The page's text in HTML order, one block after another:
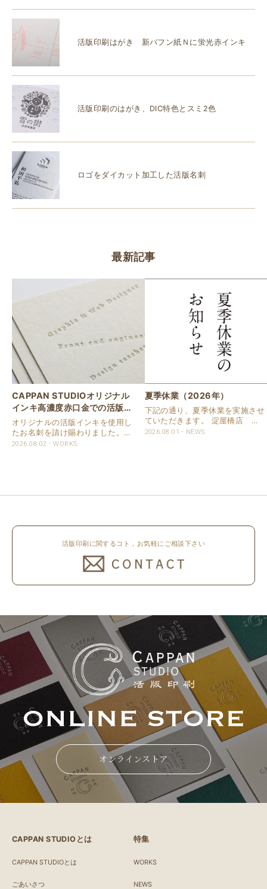
活版印刷はがき 新バフン紙Ｎに蛍光赤インキ
活版印刷のはがき、DIC特色とスミ2色
ロゴをダイカット加工した活版名刺
最新記事
CAPPAN STUDIOオリジナル
インキ高濃度赤口金での活版名
刺
オリジナルの活版インキを使用し
たお名刺を請け賜わりました。
用紙は新バフン紙Nのきぬを使用
2026.08.02 WORKS
夏季休業（2026年）
下記の通り、夏季休業を実施させ
ていただきます。 淀屋橋店 通
常営業いたします。 奈良店 8月
2026.08.01 NEWS
活版印刷に関するコト，お気軽にご相談下さい
オンラインストア
CAPPAN STUDIOとは
CAPPAN STUDIOとは
ごあいさつ
特集
WORKS
NEWS